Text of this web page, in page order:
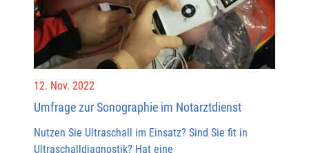
12. Nov. 2022
Umfrage zur Sonographie im Notarztdienst
Nutzen Sie Ultraschall im Einsatz? Sind Sie fit in
Ultraschalldiagnostik? Hat eine